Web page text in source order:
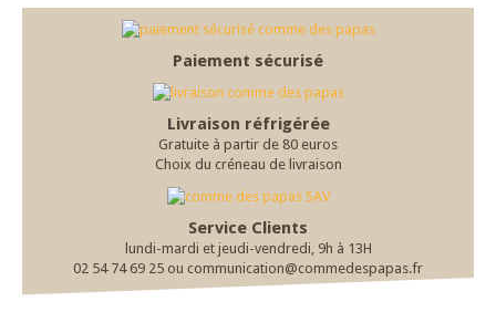
Paiement sécurisé
Livraison réfrigérée
Gratuite à partir de 80 euros
Choix du créneau de livraison
Service Clients
lundi-mardi et jeudi-vendredi, 9h à 13H
02 54 74 69 25 ou communication@commedespapas.fr